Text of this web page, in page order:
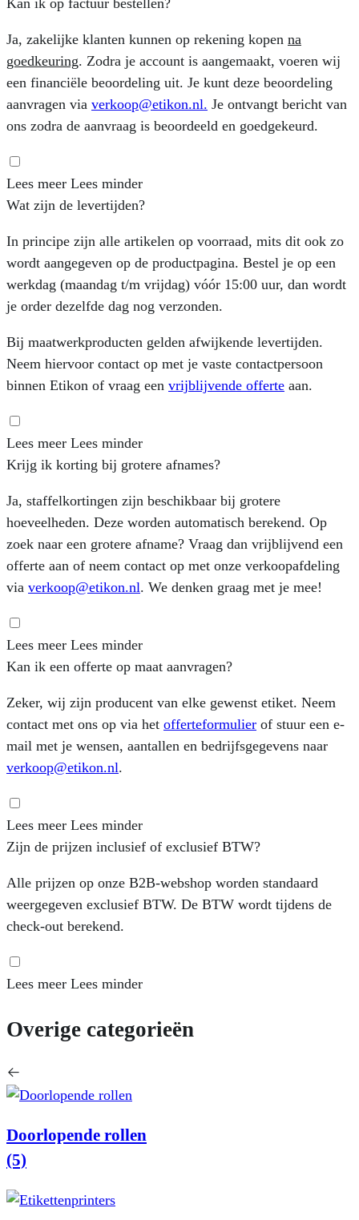
Kan ik op factuur bestellen?
Ja, zakelijke klanten kunnen op rekening kopen na
goedkeuring. Zodra je account is aangemaakt, voeren wij
een financiële beoordeling uit. Je kunt deze beoordeling
aanvragen via verkoop@etikon.nl. Je ontvangt bericht van
ons zodra de aanvraag is beoordeeld en goedgekeurd.
Lees meer Lees minder
Wat zijn de levertijden?
In principe zijn alle artikelen op voorraad, mits dit ook zo
wordt aangegeven op de productpagina. Bestel je op een
werkdag (maandag t/m vrijdag) vóór 15:00 uur, dan wordt
je order dezelfde dag nog verzonden.
Bij maatwerkproducten gelden afwijkende levertijden.
Neem hiervoor contact op met je vaste contactpersoon
binnen Etikon of vraag een vrijblijvende offerte aan.
Lees meer Lees minder
Krijg ik korting bij grotere afnames?
Ja, staffelkortingen zijn beschikbaar bij grotere
hoeveelheden. Deze worden automatisch berekend. Op
zoek naar een grotere afname? Vraag dan vrijblijvend een
offerte aan of neem contact op met onze verkoopafdeling
via verkoop@etikon.nl. We denken graag met je mee!
Lees meer Lees minder
Kan ik een offerte op maat aanvragen?
Zeker, wij zijn producent van elke gewenst etiket. Neem
contact met ons op via het offerteformulier of stuur een e-
mail met je wensen, aantallen en bedrijfsgegevens naar
verkoop@etikon.nl.
Lees meer Lees minder
Zijn de prijzen inclusief of exclusief BTW?
Alle prijzen op onze B2B-webshop worden standaard
weergegeven exclusief BTW. De BTW wordt tijdens de
check-out berekend.
Lees meer Lees minder
Overige categorieën
Doorlopende rollen
(5)